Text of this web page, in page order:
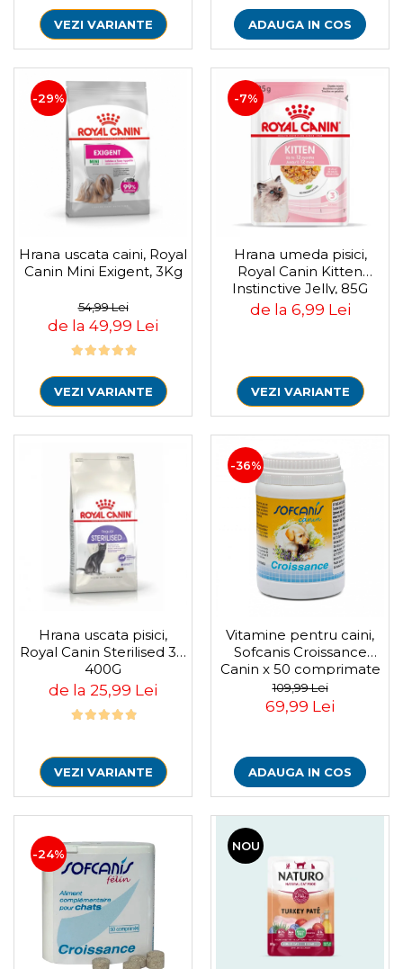
VEZI VARIANTE ADAUGA IN COS
-29%
Hrana uscata caini, Royal
Canin Mini Exigent, 3Kg
54,99 Lei
de la 49,99 Lei
VEZI VARIANTE
-7%
Hrana umeda pisici,
Royal Canin Kitten
Instinctive Jelly, 85G
de la 6,99 Lei
VEZI VARIANTE
Hrana uscata pisici,
Royal Canin Sterilised 37,
400G
de la 25,99 Lei
VEZI VARIANTE
-36%
Vitamine pentru caini,
Sofcanis Croissance
Canin x 50 comprimate
109,99 Lei
69,99 Lei
ADAUGA IN COS
-24%
NOU